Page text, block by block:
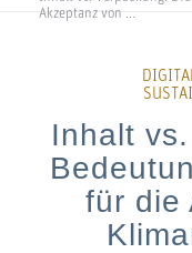
Akzeptanz von ...
Inhalt
für die